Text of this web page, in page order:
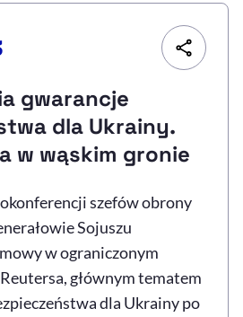
dostępność , otwiera się w nowym
gwarancje
dla Ukrainy.
w wąskim gronie
szefów obrony
Sojuszu
w ograniczonym
głównym tematem
dla Ukrainy po